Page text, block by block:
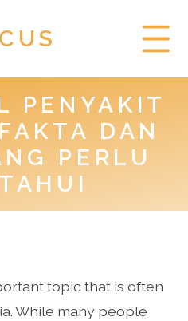
PENYAKIT
DAN
PERLU
topic that is often
While many people